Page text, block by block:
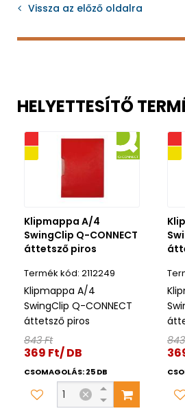
Vissza az előző oldalra
HELYETTESÍTŐ
Klipmappa A/4
SwingClip Q-CONNECT
áttetsző piros
2112249
Klipmappa A/4
SwingClip Q-CONNECT
áttetsző piros
843 Ft
369 Ft/ DB
CSOMAGOLÁS: 25 DB
Akciós
Kifutó termék